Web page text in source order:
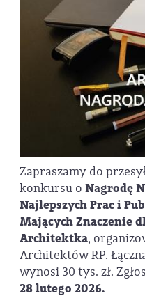
Zapraszamy do
konkursu o Nagrodę
Najlepszych Prac i
Mających Znaczenie
Architektka,
Architektów RP.
wynosi 30 tys. zł.
28 lutego 2026.